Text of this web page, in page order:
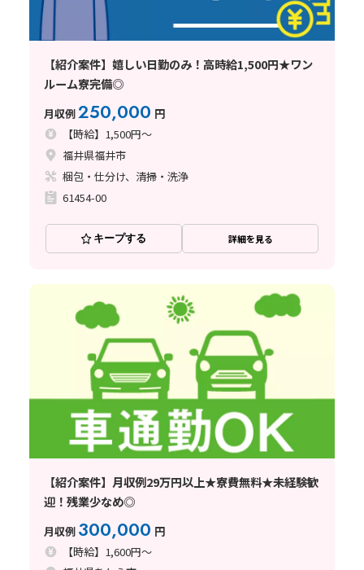
【紹介案件】嬉しい日勤のみ！高時給1,500円★ワン
ルーム寮完備◎
月収例250,000 円
【時給】1,500円～
福井県福井市
梱包・仕分け、清掃・洗浄
61454-00
キープする 詳細を見る
【紹介案件】月収例29万円以上★寮費無料★未経験歓
迎！残業少なめ◎
月収例 300,000 円
【時給】1,600円～